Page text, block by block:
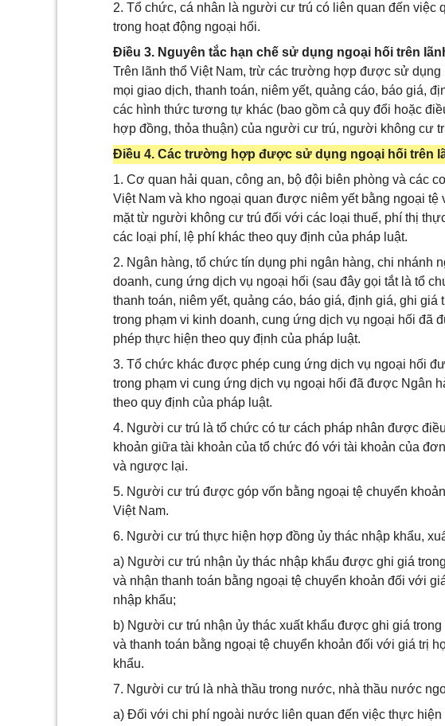
2. Tổ chức, cá nhân là người cư trú có liên quan đến việc
trong hoạt động ngoại hối.
Điều 3. Nguyên tắc hạn chế sử dụng ngoại hối trên
Trên lãnh thổ Việt Nam, trừ các trường hợp được sử
mọi giao dịch, thanh toán, niêm yết, quảng cáo, báo giá,
các hình thức tương tự khác (bao gồm cả quy đổi hoặc
hợp đồng, thỏa thuận) của người cư trú, người không cư
Điều 4. Các trường hợp được sử dụng ngoại hối trên
1. Cơ quan hải quan, công an, bộ đội biên phòng và các
Việt Nam và kho ngoại quan được niêm yết bằng ngoại tệ
mặt từ người không cư trú đối với các loại thuế, phí thị
các loại phí, lệ phí khác theo quy định của pháp luật.
2. Ngân hàng, tổ chức tín dụng phi ngân hàng, chi nhánh
doanh, cung ứng dịch vụ ngoại hối (sau đây gọi tắt là tổ
thanh toán, niêm yết, quảng cáo, báo giá, định giá, ghi
trong phạm vi kinh doanh, cung ứng dịch vụ ngoại hối đã
phép thực hiện theo quy định của pháp luật.
3. Tổ chức khác được phép cung ứng dịch vụ ngoại hối
trong phạm vi cung ứng dịch vụ ngoại hối đã được Ngân
theo quy định của pháp luật.
4. Người cư trú là tổ chức có tư cách pháp nhân được
khoản giữa tài khoản của tổ chức đó với tài khoản của
và ngược lại.
5. Người cư trú được góp vốn bằng ngoại tệ chuyển
Việt Nam.
6. Người cư trú thực hiện hợp đồng ủy thác nhập khẩu,
a) Người cư trú nhận ủy thác nhập khẩu được ghi giá
và nhận thanh toán bằng ngoại tệ chuyển khoản đối với
nhập khẩu;
b) Người cư trú nhận ủy thác xuất khẩu được ghi giá
và thanh toán bằng ngoại tệ chuyển khoản đối với giá trị
khẩu.
7. Người cư trú là nhà thầu trong nước, nhà thầu nước
a) Đối với chi phí ngoài nước liên quan đến việc thực hiện